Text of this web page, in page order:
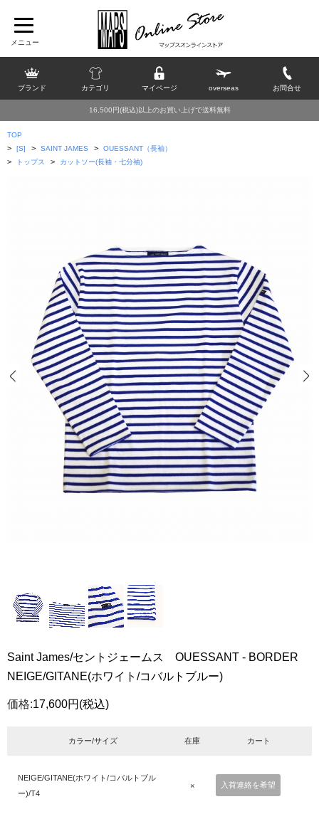
ブランド カテゴリ マイページ overseas お問合せ
16,500円(税込)以上のお買い上げで送料無料
TOP
> [S] > SAINT JAMES > OUESSANT（長袖）
> トップス > カットソー(長袖・七分袖)
Saint James/セントジェームス OUESSANT - BORDER
NEIGE/GITANE(ホワイト/コバルトブルー)
価格:17,600円 (税込)
カラー/サイズ 在庫 カート
NEIGE/GITANE(ホワイト/コバルトブル
ー)/T4
× 入荷連絡を希望